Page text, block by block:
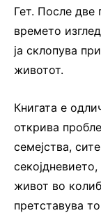
Гет. После две
времето
ја склопува
животот.
Книгата е
открива
семејства,
живот во
претставува